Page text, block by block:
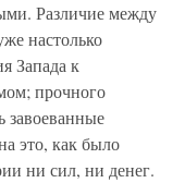
Различие между
настолько
Запада к
прочного
завоеванные
это, как было
ни сил, ни денег.